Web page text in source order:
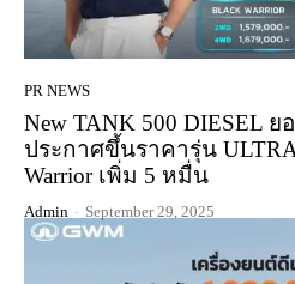
PR NEWS
New TANK 500 DIESEL
ประกาศขึ้นราคารุ่น
Warrior เพิ่ม 5 หมื่น
Admin - September 29, 2025